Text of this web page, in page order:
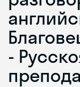
-
Skyeng Chat